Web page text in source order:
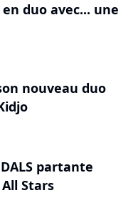
duo avec... une
nouveau duo
partante
Stars